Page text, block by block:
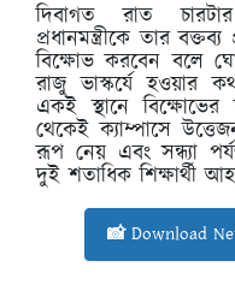
দিবাগত রাত
প্রধানমন্ত্রীকে তার
বিক্ষোভ করবেন বলে
রাজু ভাস্কর্যে হওয়ার
একই স্থানে
থেকেই ক্যাম্পাসে
রূপ নেয় এবং সন্ধ্যা
দুই শতাধিক শিক্ষার্থী
📸 Download